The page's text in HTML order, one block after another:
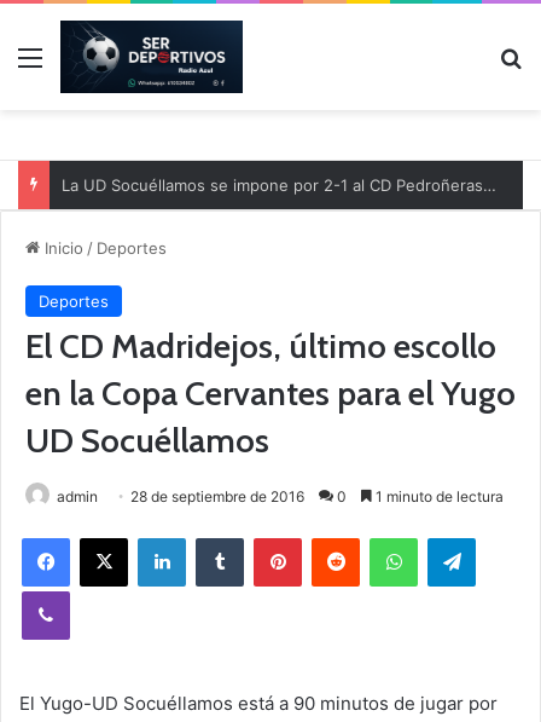
Menú
La UD Socuéllamos se impone por 2-1 al CD Pedroñeras en un partido benéfico a favor de Protección Civil
Inicio / Deportes
Deportes
El CD Madridejos, último escollo
en la Copa Cervantes para el Yugo
UD Socuéllamos
admin 28 de septiembre de 2016 0 1 minuto de lectura
El Yugo-UD Socuéllamos está a 90 minutos de jugar por